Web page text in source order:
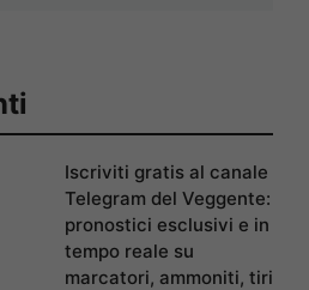
Iscriviti gratis al canale
Telegram del Veggente:
pronostici esclusivi e in
tempo reale su
marcatori, ammoniti, tiri